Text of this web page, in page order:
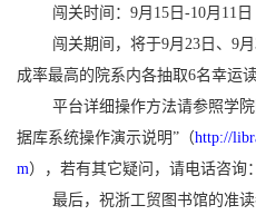
闯关时间： 9月15 日 -10月 11 日
闯关期间，将于9月 23 日、 9月
成率最高的院系内各抽取6名幸运
平台详细操作方法请参照学
据库系统操作演示说明”（http://
m），若有其它疑问，请电话咨询：
最后，祝浙工贸图书馆的准